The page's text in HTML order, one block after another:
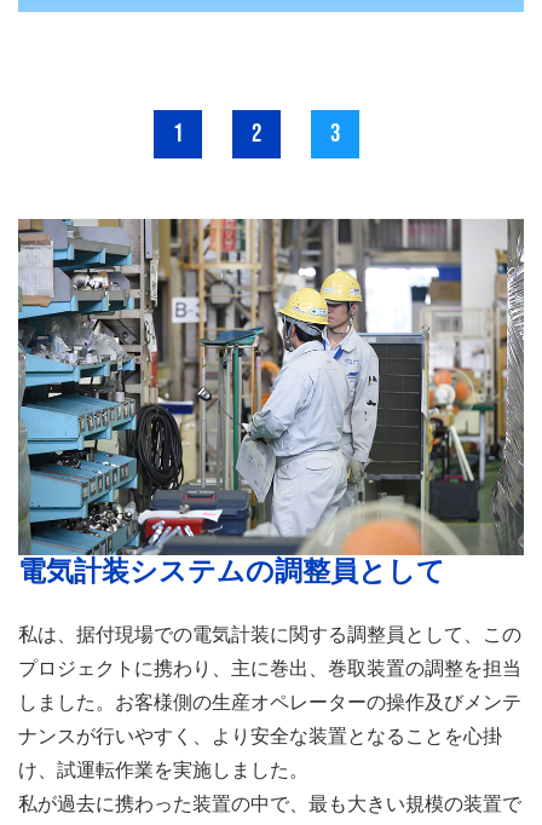
1 2 3
電気計装システムの調整員として
私は、据付現場での電気計装に関する調整員として、この
プロジェクトに携わり、主に巻出、巻取装置の調整を担当
しました。お客様側の生産オペレーターの操作及びメンテ
ナンスが行いやすく、より安全な装置となることを心掛
け、試運転作業を実施しました。
私が過去に携わった装置の中で、最も大きい規模の装置で